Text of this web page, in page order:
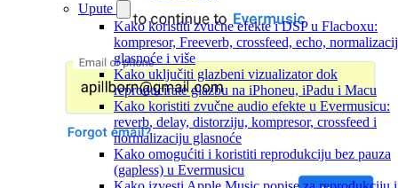
Upute
Kako koristiti zvučne efekte i DSP u Flacboxu:
kompresor, Freeverb, crossfeed, echo,
glasnoće i više
Kako uključiti glazbeni vizualizator dok
reproducirate glazbu na iPhoneu, iPadu i Macu
Kako koristiti zvučne audio efekte u Evermusicu:
reverb, delay, distorziju, kompresor, crossfeed i
normalizaciju glasnoće
Kako omogućiti i koristiti reprodukciju bez pauza
(gapless) u Evermusicu